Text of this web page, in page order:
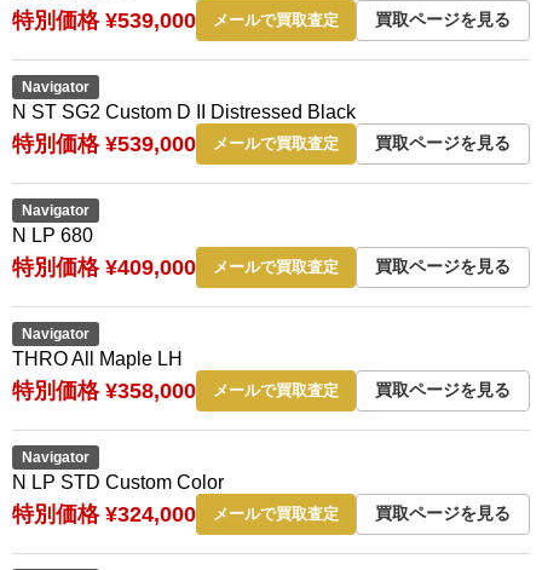
特別価格 ¥539,000 メールで買取査定 買取ページを見る
Navigator
N ST SG2 Custom D II Distressed Black
特別価格 ¥539,000 メールで買取査定 買取ページを見る
Navigator
N LP 680
特別価格 ¥409,000 メールで買取査定 買取ページを見る
Navigator
THRO All Maple LH
特別価格 ¥358,000 メールで買取査定 買取ページを見る
Navigator
N LP STD Custom Color
特別価格 ¥324,000 メールで買取査定 買取ページを見る